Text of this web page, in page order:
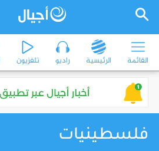
القائمة الرئيسية راديو تلفزيون
فلسطينيات